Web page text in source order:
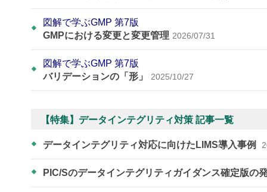
図解で学ぶGMP 第7版
GMPにおける変更と変更管理 2026/07/31
図解で学ぶGMP 第7版
バリデーションの「形」
2025/10/27
【特集】データインテグリティ対策 記事一覧
データインテグリティ対応に向けたLIMS導入事例
PIC/Sのデータインテグリティガイダンス確定版の